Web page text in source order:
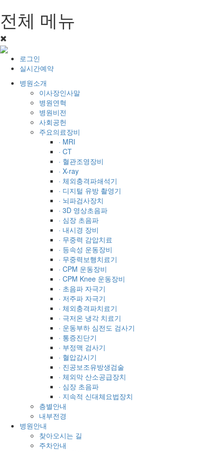
전체 메뉴
로그인
실시간예약
병원소개
이사장인사말
병원연혁
병원비전
사회공헌
주요의료장비
· MRI
· CT
· 혈관조영장비
· X-ray
· 체외충격파쇄석기
· 디지털 유방 촬영기
· 뇌파검사장치
· 3D 영상초음파
· 심장 초음파
· 내시경 장비
· 무중력 감압치료
· 등속성 운동장비
· 무중력보행치료기
· CPM 운동장비
· CPM Knee 운동장비
· 초음파 자극기
· 저주파 자극기
· 체외충격파치료기
· 극저온 냉각 치료기
· 운동부하 심전도 검사기
· 통증진단기
· 부정맥 검사기
· 혈압감시기
· 진공보조유방생검술
· 체외막 산소공급장치
· 심장 초음파
· 지속적 신대체요법장치
층별안내
내부전경
병원안내
찾아오시는 길
주차안내